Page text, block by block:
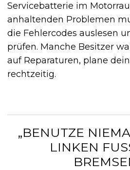
Servicebatterie im
anhaltenden Problemen
die Fehlercodes auslesen
prüfen. Manche Besitzer
auf Reparaturen, plane
rechtzeitig.
„BENUTZE
LINKEN